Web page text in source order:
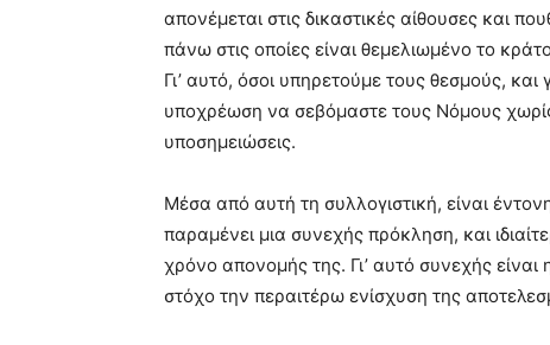
απονέμεται στις δικαστικές αίθουσες και
πάνω στις οποίες είναι θεμελιωμένο το
Γι’ αυτό, όσοι υπηρετούμε τους θεσμούς,
υποχρέωση να σεβόμαστε τους Νόμους
υποσημειώσεις.
Μέσα από αυτή τη συλλογιστική, είναι
παραμένει μια συνεχής πρόκληση, και
χρόνο απονομής της. Γι’ αυτό συνεχής
στόχο την περαιτέρω ενίσχυση της